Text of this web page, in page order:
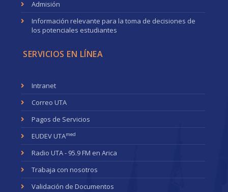
Admisión
Información relevante para la toma de decisiones de
los potenciales estudiantes
SERVICIOS EN LÍNEA
Intranet
Correo UTA
Pagos de Servicios
EUDEV UTAmed
Radio UTA - 95.9 FM en Arica
Trabaja con nosotros
Validación de Documentos